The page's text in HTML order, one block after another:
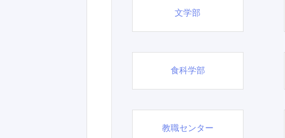
文学部
食科学部
教職センター